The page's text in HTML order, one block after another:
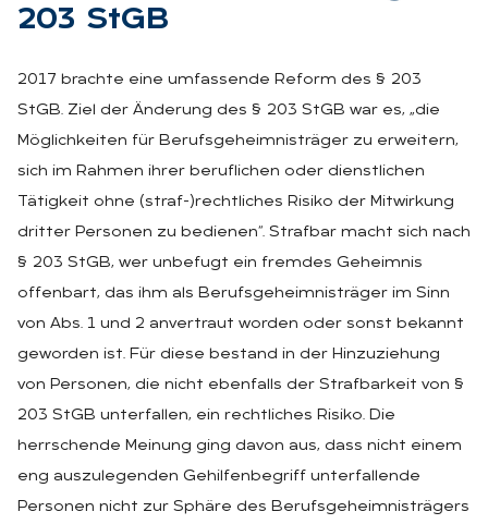
203 StGB
2017 brachte eine umfassende Reform des § 203
StGB. Ziel der Änderung des § 203 StGB war es, „die
Möglichkeiten für Berufsgeheimnisträger zu erweitern,
sich im Rahmen ihrer beruflichen oder dienstlichen
Tätigkeit ohne (straf-)rechtliches Risiko der Mitwirkung
dritter Personen zu bedienen“. Strafbar macht sich nach
§ 203 StGB, wer unbefugt ein fremdes Geheimnis
offenbart, das ihm als Berufsgeheimnisträger im Sinn
von Abs. 1 und 2 anvertraut worden oder sonst bekannt
geworden ist. Für diese bestand in der Hinzuziehung
von Personen, die nicht ebenfalls der Strafbarkeit von §
203 StGB unterfallen, ein rechtliches Risiko. Die
herrschende Meinung ging davon aus, dass nicht einem
eng auszulegenden Gehilfenbegriff unterfallende
Personen nicht zur Sphäre des Berufsgeheimnisträgers